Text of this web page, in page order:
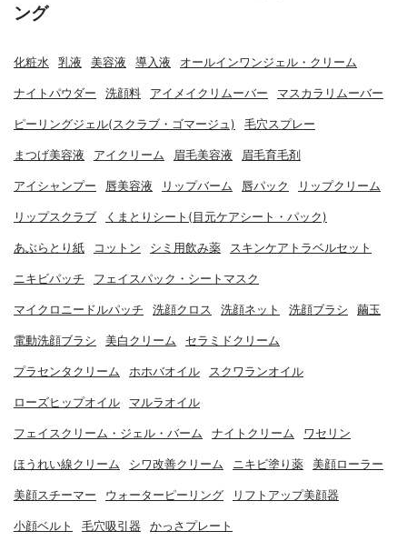
ング
化粧水 乳液 美容液 導入液 オールインワンジェル・クリーム
ナイトパウダー 洗顔料 アイメイクリムーバー マスカラリムーバー
ピーリングジェル(スクラブ・ゴマージュ) 毛穴スプレー
まつげ美容液 アイクリーム 眉毛美容液 眉毛育毛剤
アイシャンプー 唇美容液 リップバーム 唇パック リップクリーム
リップスクラブ くまとりシート(目元ケアシート・パック)
あぶらとり紙 コットン シミ用飲み薬 スキンケアトラベルセット
ニキビパッチ フェイスパック・シートマスク
マイクロニードルパッチ 洗顔クロス 洗顔ネット 洗顔ブラシ 繭玉
電動洗顔ブラシ 美白クリーム セラミドクリーム
プラセンタクリーム ホホバオイル スクワランオイル
ローズヒップオイル マルラオイル
フェイスクリーム・ジェル・バーム ナイトクリーム ワセリン
ほうれい線クリーム シワ改善クリーム ニキビ塗り薬 美顔ローラー
美顔スチーマー ウォーターピーリング リフトアップ美顔器
小顔ベルト 毛穴吸引器 かっさプレート